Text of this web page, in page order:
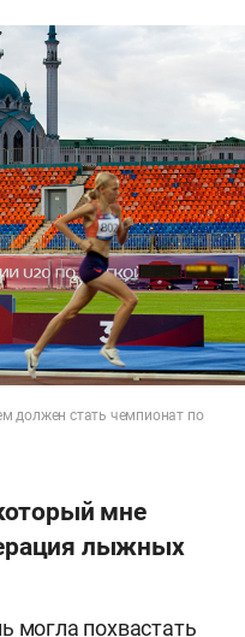
должен стать чемпионат по
мне
лыжных
могла похвастать